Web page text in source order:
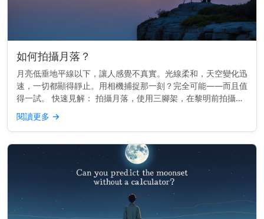
如何拍攝月落？
月亮低垂地平線以下，讓人感覺不真實。光線柔和，天空變化迅
速，一切都顯得靜止。用相機捕捉那一刻？完全可能——而且值
得一試。 快速見解： 拍攝月落，使用三腳架，在黎明前拍攝，
並用月落應用程式或日曆來規劃時間。 時間掌握一切 最佳的月
落照片通常在...
閱讀更多 →